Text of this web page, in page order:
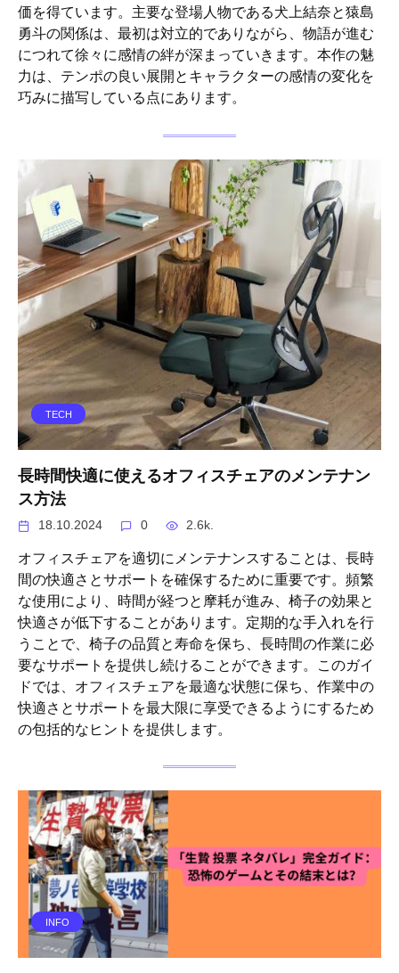
価を得ています。主要な登場人物である犬上結奈と猿島
勇斗の関係は、最初は対立的でありながら、物語が進む
につれて徐々に感情の絆が深まっていきます。本作の魅
力は、テンポの良い展開とキャラクターの感情の変化を
巧みに描写している点にあります。
TECH
長時間快適に使えるオフィスチェアのメンテナン
ス方法
18.10.2024 0 2.6k.
オフィスチェアを適切にメンテナンスすることは、長時
間の快適さとサポートを確保するために重要です。頻繁
な使用により、時間が経つと摩耗が進み、椅子の効果と
快適さが低下することがあります。定期的な手入れを行
うことで、椅子の品質と寿命を保ち、長時間の作業に必
要なサポートを提供し続けることができます。このガイ
ドでは、オフィスチェアを最適な状態に保ち、作業中の
快適さとサポートを最大限に享受できるようにするため
の包括的なヒントを提供します。
INFO